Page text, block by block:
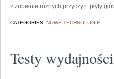
z zupełnie różnych przyczyn: płyty
CATEGORIES: NOWE TECHNOLOGIE
Testy